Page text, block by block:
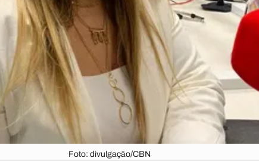
Foto: divulgação/CBN